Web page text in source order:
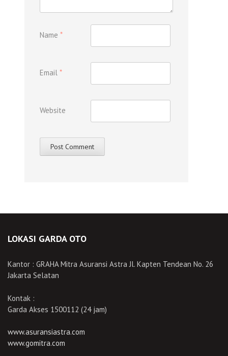
Name *
Email *
Website
LOKASI GARDA OTO
Kantor : GRAHA Mitra Asuransi Astra Jl. Kapten Tendean No. 26
Jakarta Selatan
Kontak :
Garda Akses 1500112 (24 jam)
www.asuransiastra.com
www.gomitra.com